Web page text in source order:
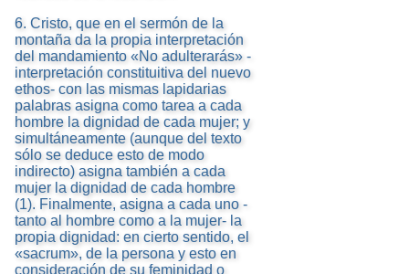
6. Cristo, que en el sermón de la
montaña da la propia interpretación
del mandamiento «No adulterarás» -
interpretación constituitiva del nuevo
ethos- con las mismas lapidarias
palabras asigna como tarea a cada
hombre la dignidad de cada mujer; y
simultáneamente (aunque del texto
sólo se deduce esto de modo
indirecto) asigna también a cada
mujer la dignidad de cada hombre
(1). Finalmente, asigna a cada uno -
tanto al hombre como a la mujer- la
propia dignidad: en cierto sentido, el
«sacrum», de la persona y esto en
consideración de su feminidad o